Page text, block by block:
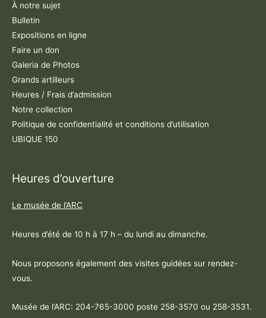
À notre sujet
Bulletin
Expositions en ligne
Faire un don
Galeria de Photos
Grands artilleurs
Heures / Frais d’admission
Notre collection
Politique de confidentialité et conditions d’utilisation
UBIQUE 150
Heures d’ouverture
Le musée de l’ARC
Heures d’été de 10 h à 17 h – du lundi au dimanche.
Nous proposons également des visites guidées sur rendez-
vous.
Musée de l’ARC: 204-765-3000 poste 258-3570 ou 258-3531.